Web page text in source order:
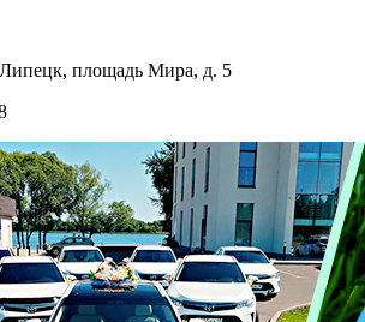
площадь Мира, д. 5